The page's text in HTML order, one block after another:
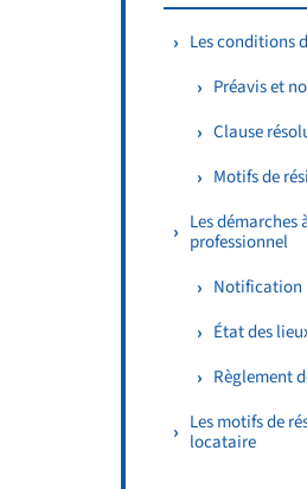
Les conditions
Préavis et
Clause
Motifs de
Les
professionnel
Notification
État des
Règlement
Les motifs de
locataire